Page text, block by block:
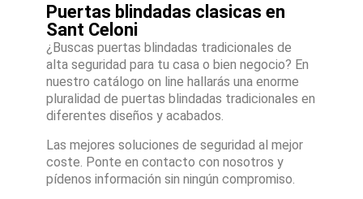
Puertas blindadas clasicas en
Sant Celoni
¿Buscas puertas blindadas tradicionales de
alta seguridad para tu casa o bien negocio? En
nuestro catálogo on line hallarás una enorme
pluralidad de puertas blindadas tradicionales en
diferentes diseños y acabados.
Las mejores soluciones de seguridad al mejor
coste. Ponte en contacto con nosotros y
pídenos información sin ningún compromiso.